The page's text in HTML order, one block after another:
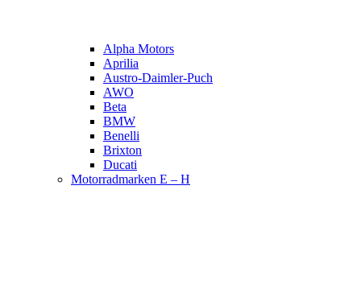
Alpha Motors
Aprilia
Austro-Daimler-Puch
AWO
Beta
BMW
Benelli
Brixton
Ducati
Motorradmarken E – H